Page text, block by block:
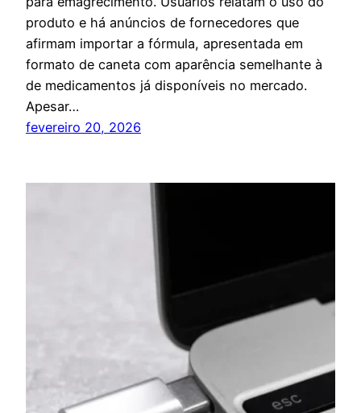
produto e há anúncios de fornecedores que
afirmam importar a fórmula, apresentada em
formato de caneta com aparência semelhante à
de medicamentos já disponíveis no mercado.
Apesar…
fevereiro 20, 2026